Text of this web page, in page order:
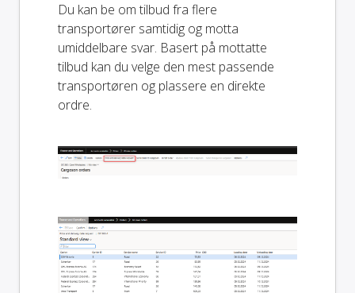
Du kan be om tilbud fra flere
transportører samtidig og motta
umiddelbare svar. Basert på mottatte
tilbud kan du velge den mest passende
transportøren og plassere en direkte
ordre.